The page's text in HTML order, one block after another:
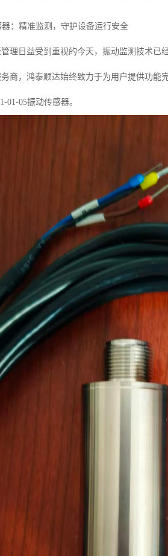
器：精准监测，守护设备运行安全
理日益受到重视的今天，振动监测技术
商，鸿泰顺达始终致力于为用户提供功
05振动传感器。